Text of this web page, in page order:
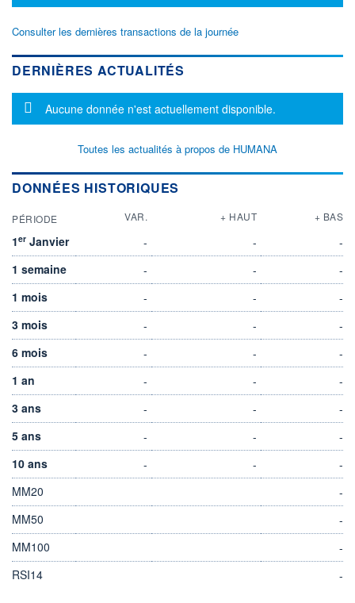
Consulter les dernières transactions de la journée
DERNIÈRES ACTUALITÉS
Message d'information
Aucune donnée n'est actuellement disponible.
Toutes les actualités à propos de HUMANA
DONNÉES HISTORIQUES
PÉRIODE VAR. + HAUT + BAS
1er Janvier - -
-
1 semaine
- -
-
1 mois
- -
-
3 mois
- -
-
6 mois
- -
-
1 an
- -
-
3 ans
- -
-
5 ans
- -
-
10 ans
- -
-
MM20
-
MM50
-
MM100
-
RSI14
-